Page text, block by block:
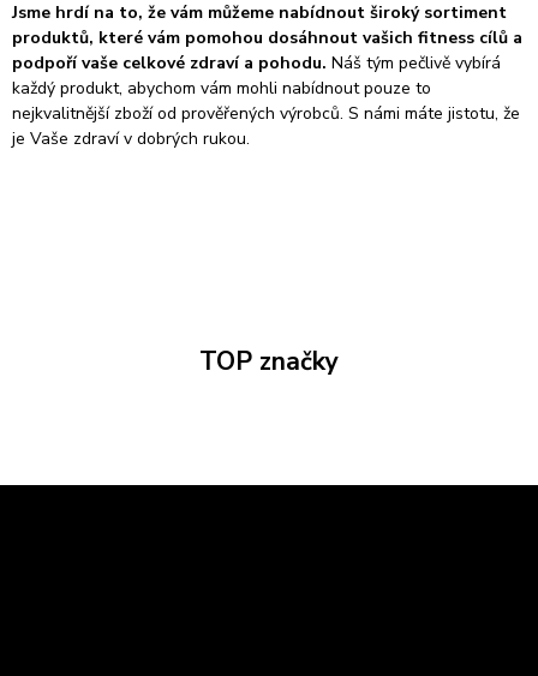
Jsme hrdí na to, že vám můžeme nabídnout široký sortiment
produktů, které vám pomohou dosáhnout vašich fitness cílů a
podpoří vaše celkové zdraví a pohodu. Náš tým pečlivě vybírá
každý produkt, abychom vám mohli nabídnout pouze to
nejkvalitnější zboží od prověřených výrobců. S námi máte jistotu, že
je Vaše zdraví v dobrých rukou.
TOP značky